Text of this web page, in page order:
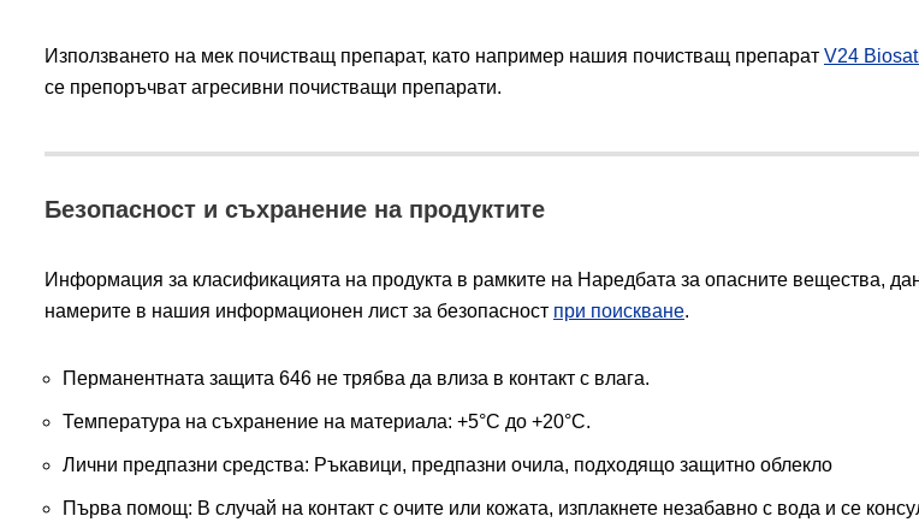
Използването на мек почистващ препарат, като например нашия почистващ препарат V24
се препоръчват агресивни почистващи препарати.
Безопасност и съхранение на продуктите
Информация за класификацията на продукта в рамките на Наредбата за опасните вещества,
намерите в нашия информационен лист за безопасност при поискване.
Перманентната защита 646 не трябва да влиза в контакт с влага.
Температура на съхранение на материала: +5°C до +20°C.
Лични предпазни средства: Ръкавици, предпазни очила, подходящо защитно облекло
Първа помощ: В случай на контакт с очите или кожата, изплакнете незабавно с вода и се